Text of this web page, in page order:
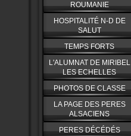
ROUMANIE
HOSPITALITÉ N-D DE
SALUT
TEMPS FORTS
L'ALUMNAT DE MIRIBEL
LES ECHELLES
PHOTOS DE CLASSE
LA PAGE DES PERES
ALSACIENS
PERES DÉCÉDÉS